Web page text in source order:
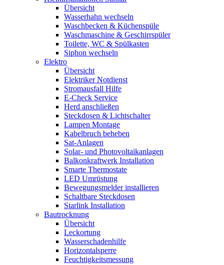
Übersicht
Wasserhahn wechseln
Waschbecken & Küchenspüle
Waschmaschine & Geschirrspüler
Toilette, WC & Spülkasten
Siphon wechseln
Elektro
Übersicht
Elektriker Notdienst
Stromausfall Hilfe
E-Check Service
Herd anschließen
Steckdosen & Lichtschalter
Lampen Montage
Kabelbruch beheben
Sat-Anlagen
Solar- und Photovoltaikanlagen
Balkonkraftwerk Installation
Smarte Thermostate
LED Umrüstung
Bewegungsmelder installieren
Schaltbare Steckdosen
Starlink Installation
Bautrocknung
Übersicht
Leckortung
Wasserschadenhilfe
Horizontalsperre
Feuchtigkeitsmessung